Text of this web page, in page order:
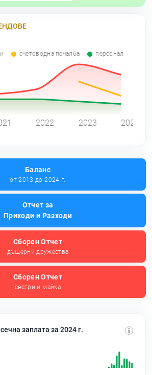
счетоводна печалба персонал
2022 2023 2024
Баланс
от 2013 до 2024 г.
Отчет за
Приходи и Разходи
Сборен Отчет
дъщерни дружества
Сборен Отчет
сестри и майка
заплата за 2024 г.